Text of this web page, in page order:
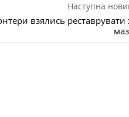
Наступна
взялись реставрувати